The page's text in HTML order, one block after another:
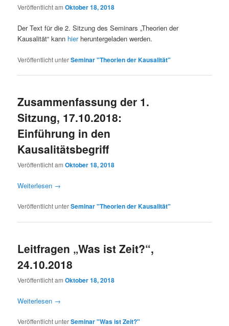
Veröffentlicht amOktober 18, 2018
Der Text für die 2. Sitzung des Seminars „Theorien der
Kausalität“ kann hierheruntergeladen werden.
Veröffentlicht unterSeminar "Theorien der Kausalität"
Zusammenfassung der 1.
Sitzung, 17.10.2018:
Einführung in den
Kausalitätsbegriff
Veröffentlicht amOktober 18, 2018
Weiterlesen →
Veröffentlicht unterSeminar "Theorien der Kausalität"
Leitfragen „Was ist Zeit?“,
24.10.2018
Veröffentlicht amOktober 18, 2018
Weiterlesen →
Veröffentlicht unterSeminar "Was ist Zeit?"